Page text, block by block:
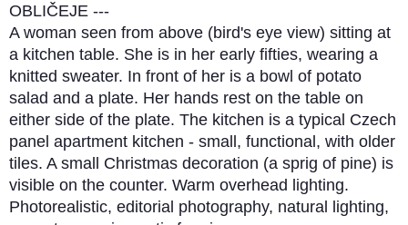
OBLIČEJE ---
A woman seen from above (bird's eye view) sitting at
a kitchen table. She is in her early fifties, wearing a
knitted sweater. In front of her is a bowl of potato
salad and a plate. Her hands rest on the table on
either side of the plate. The kitchen is a typical Czech
panel apartment kitchen - small, functional, with older
tiles. A small Christmas decoration (a sprig of pine) is
visible on the counter. Warm overhead lighting.
Photorealistic, editorial photography, natural lighting,